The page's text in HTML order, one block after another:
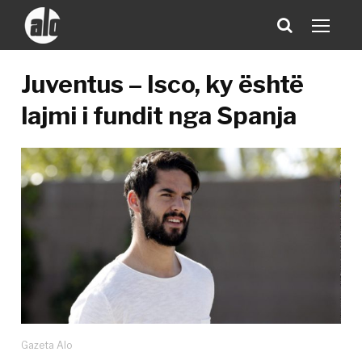
Juventus – Isco, ky është
lajmi i fundit nga Spanja
Gazeta Alo